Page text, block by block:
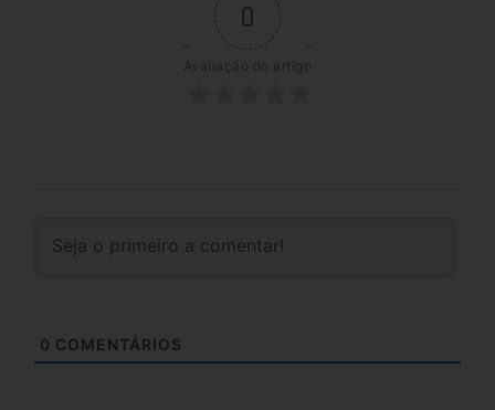
0
Avaliação do artigo
0 COMENTÁRIOS